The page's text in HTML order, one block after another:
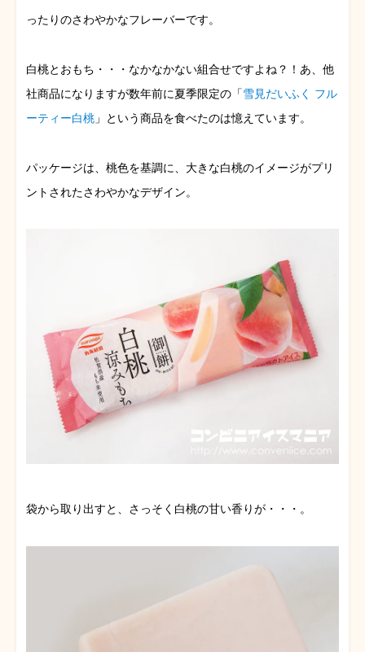
ったりのさわやかなフレーバーです。
白桃とおもち・・・なかなかない組合せですよね？！あ、他
社商品になりますが数年前に夏季限定の「雪見だいふく フル
ーティー白桃 」という商品を食べたのは憶えています。
パッケージは、桃色を基調に、大きな白桃のイメージがプリ
ントされたさわやかなデザイン。
袋から取り出すと、さっそく白桃の甘い香りが・・・。